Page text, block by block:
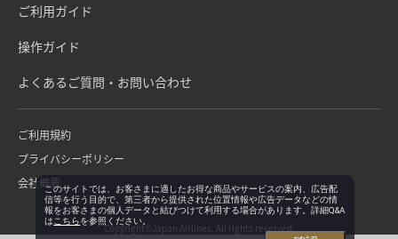
ご利用ガイド
操作ガイド
よくあるご質問・お問い合わせ
ご利用規約
プライバシーポリシー
会社概要
Copyright©Japan Airlines. All rights reserved.
このサイトでは、お客さまに適したお得な商品やサービスの案内、広告配
信等を行う目的で、第三者から提供された位置情報や広告データなどの情
報をお客さまの個人データと結びつけて利用する場合があります。詳細Q&A
は こちらを参照ください。